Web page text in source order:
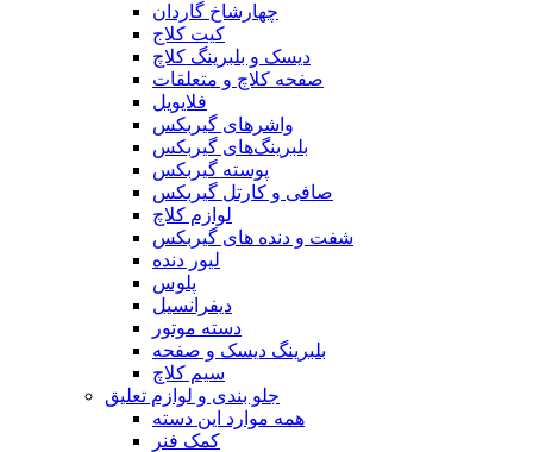
چهارشاخ گاردان
کیت کلاج
دیسک و بلبرینگ کلاچ
صفحه کلاچ و متعلقات
فلایویل
واشرهای گیربکس
بلبرینگ‌های گیربکس
پوسته گیربکس
صافی و کارتل گیربکس
لوازم کلاچ
شفت و دنده های گیربکس
لیور دنده
پلوس
دیفرانسیل
دسته موتور
بلبرینگ دیسک و صفحه
سیم کلاچ
جلو بندی و لوازم تعلیق
همه موارد این دسته
کمک فنر